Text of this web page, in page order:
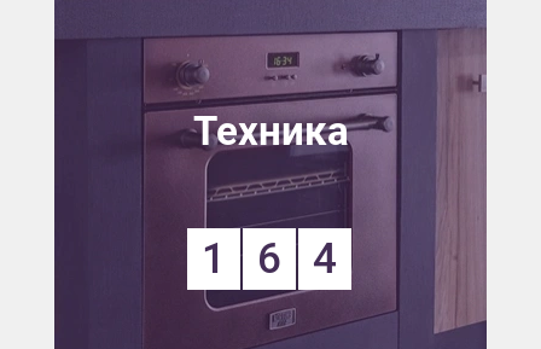
Техника
1 6 4